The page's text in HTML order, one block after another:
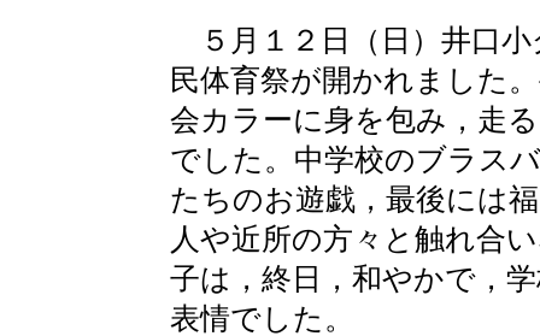
５月１２日（日）井口
民体育祭が開かれました
会カラーに身を包み，走
でした。中学校のブラス
たちのお遊戯，最後には
人や近所の方々と触れ合
子は，終日，和やかで，
表情でした。